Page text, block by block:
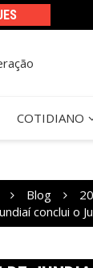
COTIDIANO
Blog
conclui o